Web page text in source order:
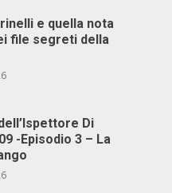
e quella nota
file segreti della
Di
-Episodio 3 – La